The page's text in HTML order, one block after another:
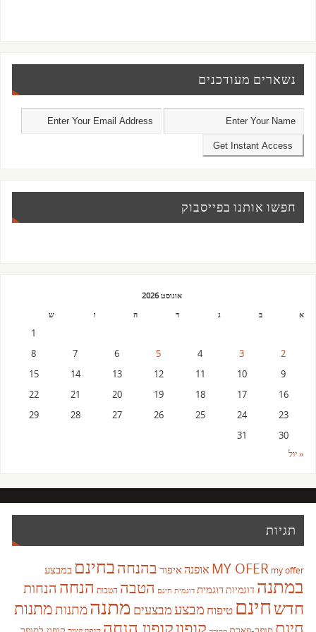
נשארים מעודכנים
חפשו אותנו בפייסבוק
אוגוסט 2026
א
ב ג ד ה ו ש
1
2
3
4
5
6
7
8
9
10
11
12
13
14
15
16
17
18
19
20
21
22
23
24
25
26
27
28
29
30
31
« יול
תגיות
MY OFER my offer אופנהאיפור בהנחהבחינם במבצע
במתנה דוגמיותדוגמית דוגמית חינם הטבה הטבות הנחה הנחות
חדשחינם טיפוח מבצעמבצעים מתנהמתנותמתנות
קופון